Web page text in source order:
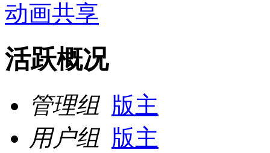
动画共享
活跃概况
管理组 版主
用户组 版主